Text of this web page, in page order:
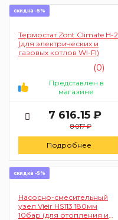
скидка -5%
Термостат Zont Climate H-2
(для электрических и
газовых котлов WI-FI)
(0)
Представлен в
магазине
7 616.15 ₽
8 017 ₽
Подробнее
скидка -5%
Насосно-смесительный
узел Vieir HS113 180мм
10бар (для отопления и